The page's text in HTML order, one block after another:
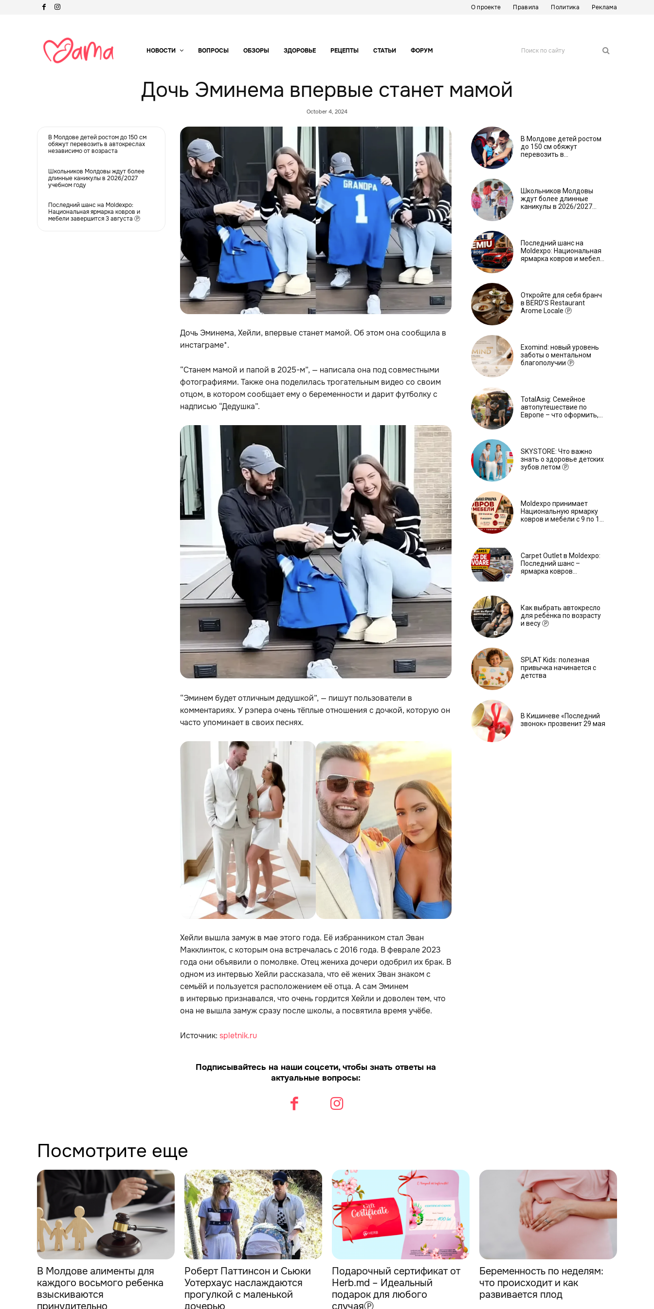
О проекте Правила Политика Реклама
НОВОСТИ ВОПРОСЫ ОБЗОРЫ ЗДОРОВЬЕ РЕЦЕПТЫ СТАТЬИ ФОРУМ Поиск по сайту
Дочь Эминема впервые станет мамой
October 4, 2024
В Молдове детей ростом до 150 см
обяжут перевозить в автокреслах
независимо от возраста
Школьников Молдовы ждут более
длинные каникулы в 2026/2027
учебном году
Последний шанс на Moldexpo:
Национальная ярмарка ковров и
мебели завершится 3 августа Ⓟ
Дочь Эминема, Хейли, впервые станет мамой. Об этом она сообщила в
инстаграме*.
“Станем мамой и папой в 2025-м”, — написала она под совместными
фотографиями. Также она поделилась трогательным видео со своим
отцом, в котором сообщает ему о беременности и дарит футболку с
надписью “Дедушка”.
“Эминем будет отличным дедушкой”, — пишут пользователи в
комментариях. У рэпера очень тёплые отношения с дочкой, которую он
часто упоминает в своих песнях.
Хейли вышла замуж в мае этого года. Её избранником стал Эван
Макклинток, с которым она встречалась с 2016 года. В феврале 2023
года они объявили о помолвке. Отец жениха дочери одобрил их брак. В
одном из интервью Хейли рассказала, что её жених Эван знаком с
семьёй и пользуется расположением её отца. А сам Эминем
в интервью признавался, что очень гордится Хейли и доволен тем, что
она не вышла замуж сразу после школы, а посвятила время учёбе.
Источник: spletnik.ru
Подписывайтесь на наши соцсети, чтобы знать ответы на
актуальные вопросы:
В Молдове детей ростом
до 150 см обяжут
перевозить в
Школьников Молдовы
ждут более длинные
каникулы в 2026/2027
Последний шанс на
Moldexpo: Национальная
ярмарка ковров и мебели
Откройте для себя бранч
в BERD’S Restaurant
Arome Locale Ⓟ
Exomind: новый уровень
заботы о ментальном
благополучии Ⓟ
TotalAsig: Семейное
автопутешествие по
Европе – что оформить,
SKYSTORE: Что важно
знать о здоровье детских
зубов летом Ⓟ
Moldexpo принимает
Национальную ярмарку
ковров и мебели с 9 по 14
Carpet Outlet в Moldexpo:
Последний шанс –
ярмарка ковров
Как выбрать автокресло
для ребёнка по возрасту
и весу Ⓟ
SPLAT Kids: полезная
привычка начинается с
детства
В Кишиневе «Последний
звонок» прозвенит 29 мая
Посмотрите еще
В Молдове алименты для
каждого восьмого ребенка
взыскиваются
принудительно
Роберт Паттинсон и Сьюки
Уотерхаус наслаждаются
прогулкой с маленькой
дочерью
Подарочный сертификат от
Herb.md – Идеальный
подарок для любого
случаяⓅ
Беременность по неделям:
что происходит и как
развивается плод